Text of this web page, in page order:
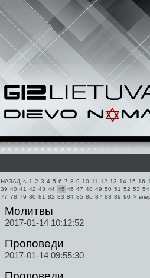
НАЗАД < 1 2 3 4 5 6 7 8 9 10 11 12 13 14 15 16
39 40 41 42 43 44 45 46 47 48 49 50 51 52 53 54
77 78 79 80 81 82 83 84 85 86 87 88 89 90 >
Молитвы
2017-01-14 10:12:52
Проповеди
2017-01-14 09:55:30